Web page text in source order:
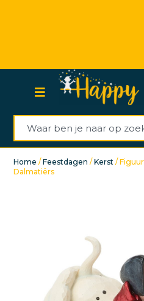
Home /Feestdagen /Kerst /
Dalmatiërs